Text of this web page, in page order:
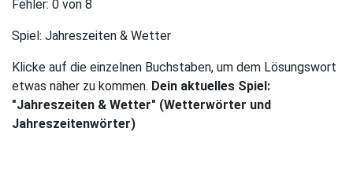
Fehler: 0 von 8
Spiel: Jahreszeiten & Wetter
Klicke auf die einzelnen Buchstaben, um dem Lösungswort
etwas näher zu kommen. Dein aktuelles Spiel:
"Jahreszeiten & Wetter" (Wetterwörter und
Jahreszeitenwörter)